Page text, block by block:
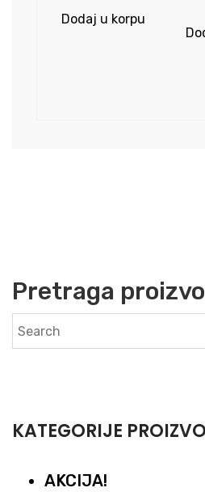
32,50KM.
is:
Dodaj u korpu
Pretraga
KATEGORIJE
AKCIJA!